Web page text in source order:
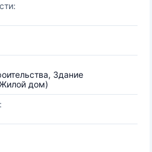
Здание
дом)